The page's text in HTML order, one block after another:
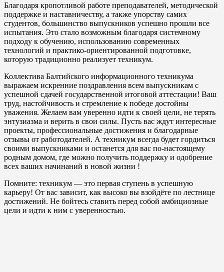
Благодаря кропотливой работе преподавателей, методической
поддержке и наставничеству, а также упорству самих
студентов, большинство выпускников успешно прошли все
испытания. Это стало возможным благодаря системному
подходу к обучению, использованию современных
технологий и практико-ориентированной подготовке,
которую традиционно реализует техникум.
Коллектива Балтийского информационного техникума
выражаем искренние поздравления всем выпускникам с
успешной сдачей государственной итоговой аттестации! Ваш
труд, настойчивость и стремление к победе достойны
уважения. Желаем вам уверенно идти к своей цели, не терять
энтузиазма и верить в свои силы. Пусть вас ждут интересные
проекты, профессиональные достижения и благодарные
отзывы от работодателей. А техникум всегда будет гордиться
своими выпускниками и останется для вас по-настоящему
родным домом, где можно получить поддержку и одобрение
всех ваших начинаний в новой жизни !
Помните: техникум — это первая ступень в успешную
карьеру! От вас зависит, как высоко вы взойдёте по лестнице
достижений. Не бойтесь ставить перед собой амбициозные
цели и идти к ним с уверенностью.